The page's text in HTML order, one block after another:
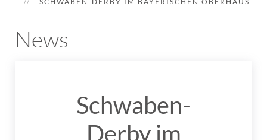
News
Schwaben-
Derby im